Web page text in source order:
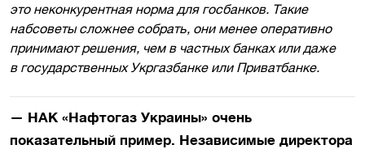
это неконкурентная норма для госбанков. Такие
набсоветы сложнее собрать, они менее оперативно
принимают решения, чем в частных банках или даже
в государственных Укргазбанке или Приватбанке.
— НАК «Нафтогаз Украины» очень
показательный пример. Независимые директора